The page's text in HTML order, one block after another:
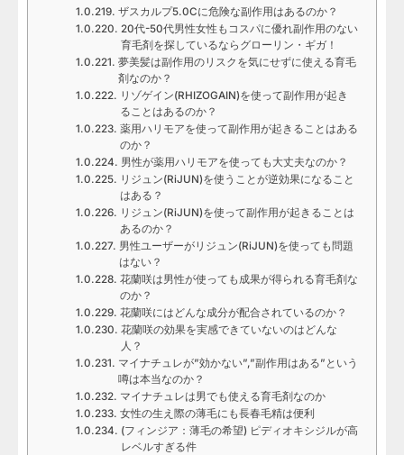
ザスカルプ5.0Cに危険な副作用はあるのか？
20代-50代男性女性もコスパに優れ副作用のない
育毛剤を探しているならグローリン・ギガ！
夢美髪は副作用のリスクを気にせずに使える育毛
剤なのか？
リゾゲイン(RHIZOGAIN)を使って副作用が起き
ることはあるのか？
薬用ハリモアを使って副作用が起きることはある
のか？
男性が薬用ハリモアを使っても大丈夫なのか？
リジュン(RiJUN)を使うことが逆効果になること
はある？
リジュン(RiJUN)を使って副作用が起きることは
あるのか？
男性ユーザーがリジュン(RiJUN)を使っても問題
はない？
花蘭咲は男性が使っても成果が得られる育毛剤な
のか？
花蘭咲にはどんな成分が配合されているのか？
花蘭咲の効果を実感できていないのはどんな
人？
マイナチュレが”効かない”,”副作用はある”という
噂は本当なのか？
マイナチュレは男でも使える育毛剤なのか
女性の生え際の薄毛にも長春毛精は便利
(フィンジア：薄毛の希望) ピディオキシジルが高
レベルすぎる件